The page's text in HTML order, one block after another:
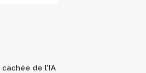
de l’IA